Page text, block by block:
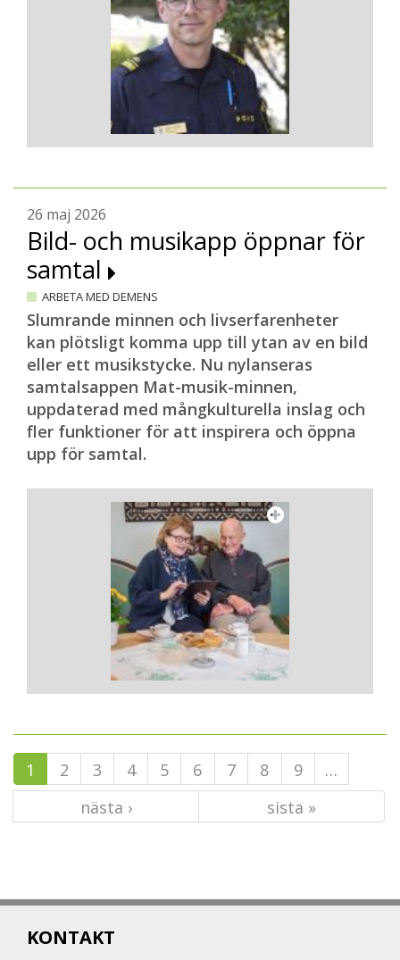
26 maj 2026
Bild- och musikapp öppnar för
samtal
ARBETA MED DEMENS
Slumrande minnen och livserfarenheter
kan plötsligt komma upp till ytan av en bild
eller ett musikstycke. Nu nylanseras
samtalsappen Mat-musik-minnen,
uppdaterad med mångkulturella inslag och
fler funktioner för att inspirera och öppna
upp för samtal.
1 2 3 4 5 6 7 8 9
…
nästa ›
sista »
KONTAKT